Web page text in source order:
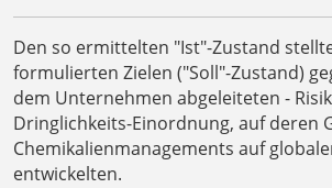
Den so ermittelten "Ist"-Zustand
formulierten Zielen ("Soll"-Zustand)
dem Unternehmen abgeleiteten -
Dringlichkeits-Einordnung, auf deren
Chemikalienmanagements auf
entwickelten.